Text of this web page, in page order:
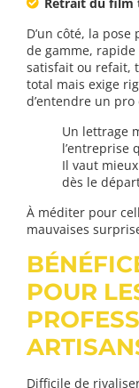
D’un côté, la
de gamme, rapide
satisfait ou refait,
total mais exige
d’entendre un
Un lettrage
l’entreprise
Il vaut
dès le
À méditer pour
mauvaises
POUR
Difficile de